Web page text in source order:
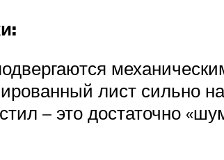
лист сильно
– это достаточно